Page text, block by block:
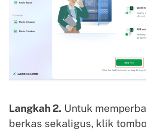
Langkah 2. Untuk
berkas sekaligus, klik